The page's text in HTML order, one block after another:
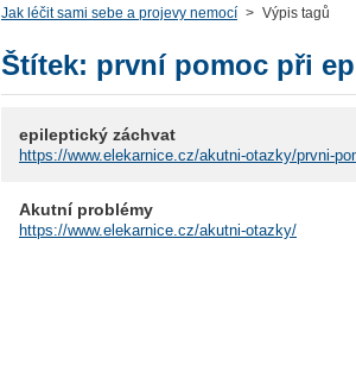
Jak léčit sami sebe a projevy nemocí > Výpis tagů
Štítek: první pomoc při
epileptický záchvat
https://www.elekarnice.cz/akutni-otazky/prvni-
Akutní problémy
https://www.elekarnice.cz/akutni-otazky/